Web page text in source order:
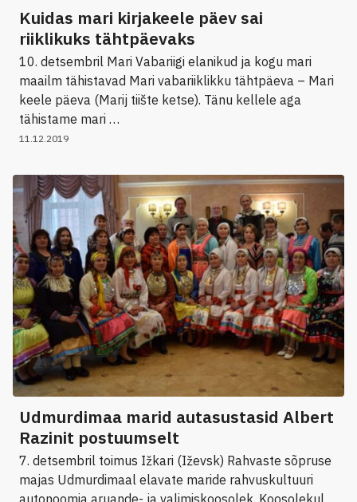
Kuidas mari kirjakeele päev sai
riiklikuks tähtpäevaks
10. detsembril Mari Vabariigi elanikud ja kogu mari
maailm tähistavad Mari vabariiklikku tähtpäeva – Mari
keele päeva (Marij tiište ketse). Tänu kellele aga
tähistame mari …
11.12.2019
Udmurdimaa marid autasustasid Albert
Razinit postuumselt
7. detsembril toimus Ižkari (Iževsk) Rahvaste sõpruse
majas Udmurdimaal elavate maride rahvuskultuuri
autonoomia aruande- ja valimiskoosolek. Koosolekul